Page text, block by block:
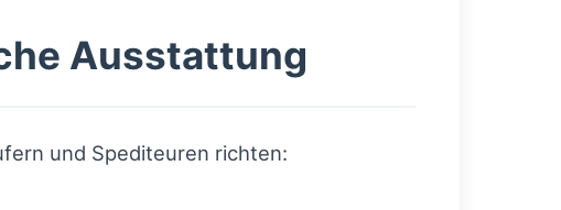
Ausstattung
und Spediteuren richten: